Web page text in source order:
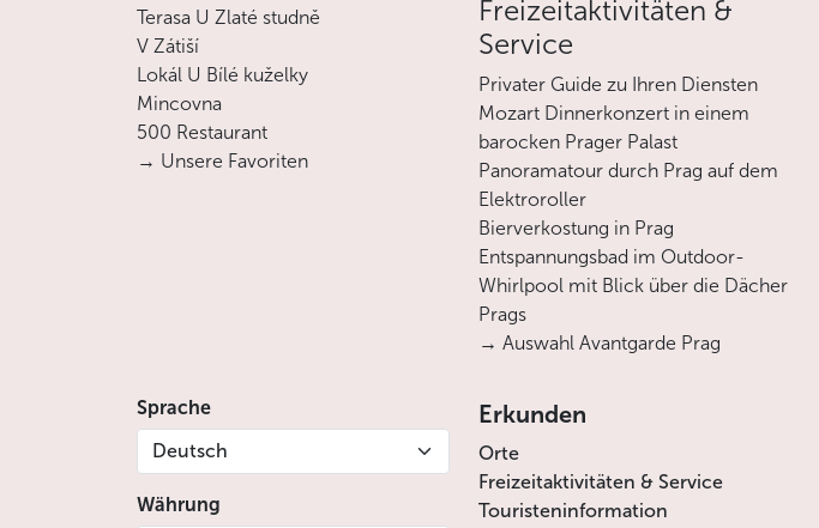
Terasa U Zlaté studně
V Zátiší
Lokál U Bílé kuželky
Mincovna
500 Restaurant
→ Unsere Favoriten
Freizeitaktivitäten &
Service
Privater Guide zu Ihren Diensten
Mozart Dinnerkonzert in einem
barocken Prager Palast
Panoramatour durch Prag auf dem
Elektroroller
Bierverkostung in Prag
Entspannungsbad im Outdoor-
Whirlpool mit Blick über die Dächer
Prags
→ Auswahl Avantgarde Prag
Sprache
Deutsch
Währung
Erkunden
Orte
Freizeitaktivitäten & Service
Touristeninformation